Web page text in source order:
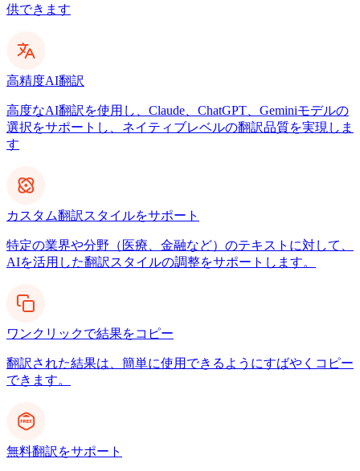
供できます
高精度AI翻訳
高度なAI翻訳を使用し、Claude、ChatGPT、Geminiモデルの
選択をサポートし、ネイティブレベルの翻訳品質を実現しま
す
カスタム翻訳スタイルをサポート
特定の業界や分野（医療、金融など）のテキストに対して、
AIを活用した翻訳スタイルの調整をサポートします。
ワンクリックで結果をコピー
翻訳された結果は、簡単に使用できるようにすばやくコピー
できます。
無料翻訳をサポート